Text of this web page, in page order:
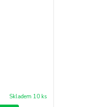
Skladem 10 ks